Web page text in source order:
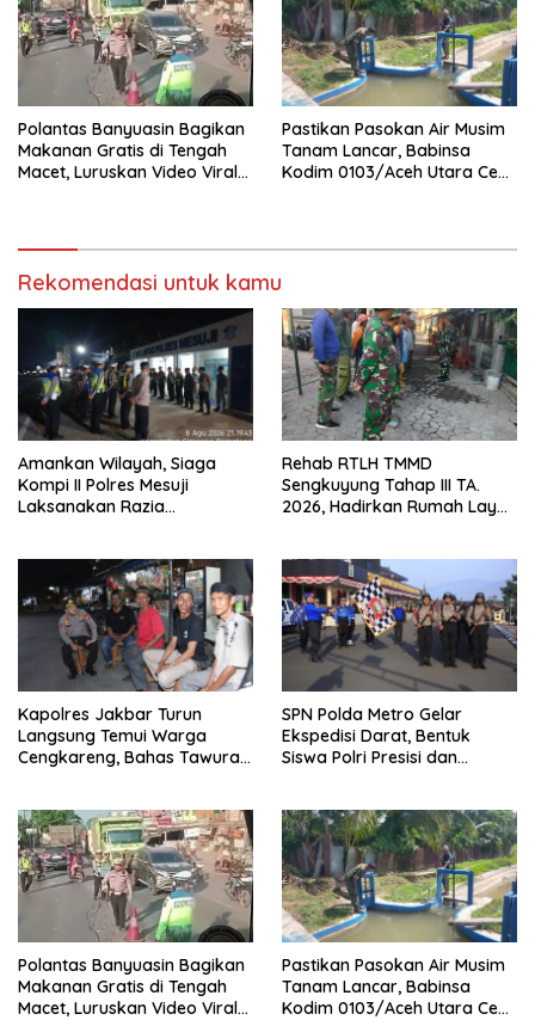
Polantas Banyuasin Bagikan
Makanan Gratis di Tengah
Macet, Luruskan Video Viral
Pastikan Pasokan Air Musim
Tanam Lancar, Babinsa
Kodim 0103/Aceh Utara Cek
Rekomendasi untuk kamu
Amankan Wilayah, Siaga
Kompi II Polres Mesuji
Laksanakan Razia
Rehab RTLH TMMD
Sengkuyung Tahap III TA.
2026, Hadirkan Rumah Layak
Kapolres Jakbar Turun
Langsung Temui Warga
Cengkareng, Bahas Tawuran
SPN Polda Metro Gelar
Ekspedisi Darat, Bentuk
Siswa Polri Presisi dan
Polantas Banyuasin Bagikan
Makanan Gratis di Tengah
Macet, Luruskan Video Viral
Pastikan Pasokan Air Musim
Tanam Lancar, Babinsa
Kodim 0103/Aceh Utara Cek